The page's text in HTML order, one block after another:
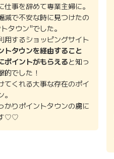
仕事を辞めて専業主婦に。
減で不安な時に見つけたの
タウン"でした。
用するショッピングサイト
トタウンを経由すること
ポイントがもらえると知っ
的でした！
てくれる大事な存在のポイ
かりポイントタウンの虜に
♡♡